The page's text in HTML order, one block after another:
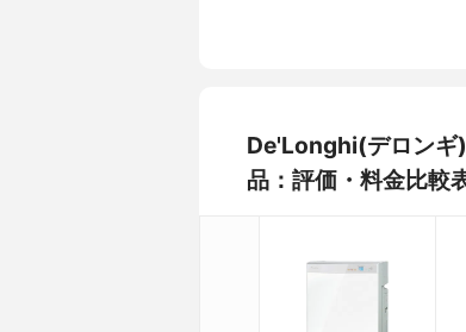
De'Longhi(デロンギ
品：評価・料金比較